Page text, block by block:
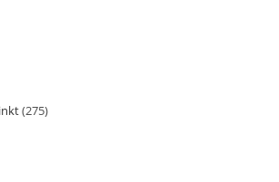
inkt 275